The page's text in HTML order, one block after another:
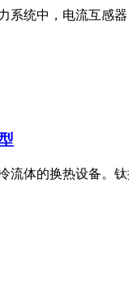
统中，电流互感
体的换热设备。